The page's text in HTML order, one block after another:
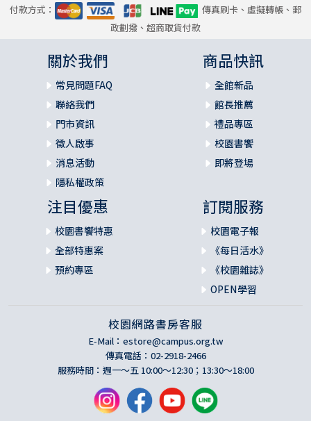
付款方式：
傳真刷卡、虛擬轉帳、郵
政劃撥、超商取貨付款
關於我們
常見問題FAQ
聯絡我們
門市資訊
徵人啟事
消息活動
隱私權政策
商品快訊
全館新品
館長推薦
禮品專區
校園書饗
即將登場
注目優惠
校園書饗特惠
全部特惠案
預約專區
訂閱服務
校園電子報
《每日活水》
《校園雜誌》
OPEN學習
校園網路書房客服
E-Mail： estore@campus.org.tw
傳真電話：02-2918-2466
服務時間：週一～五 10:00～12:30；13:30～18:00